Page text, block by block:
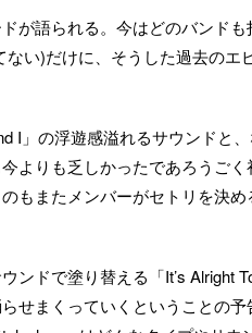
が語られる。今はどのバンドも
い)だけに、そうした過去のエ
I」の浮遊感溢れるサウンドと
よりも乏しかったであろうごく
もまたメンバーがセトリを決
ドで塗り替える「It’s Alright
せまくっていくということの予